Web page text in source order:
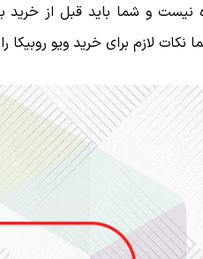
و شما باید قبل از خرید
نکات لازم برای خرید ویو